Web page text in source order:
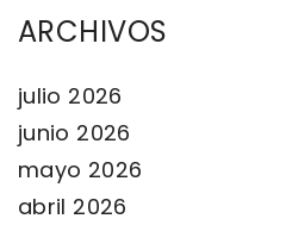
ARCHIVOS
julio 2026
junio 2026
mayo 2026
abril 2026